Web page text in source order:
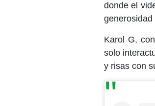
donde el
generosidad
Karol G,
solo
y risas con